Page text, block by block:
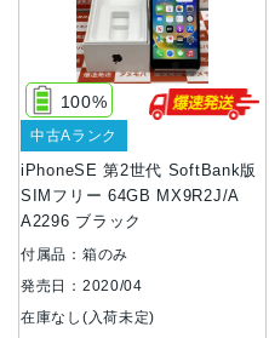
iPhoneSE 第2世代 SoftBank版
SIMフリー 64GB MX9R2J/A
A2296 ブラック
100%
中古Aランク
付属品：箱のみ
発売日：2020/04
在庫なし(入荷未定)